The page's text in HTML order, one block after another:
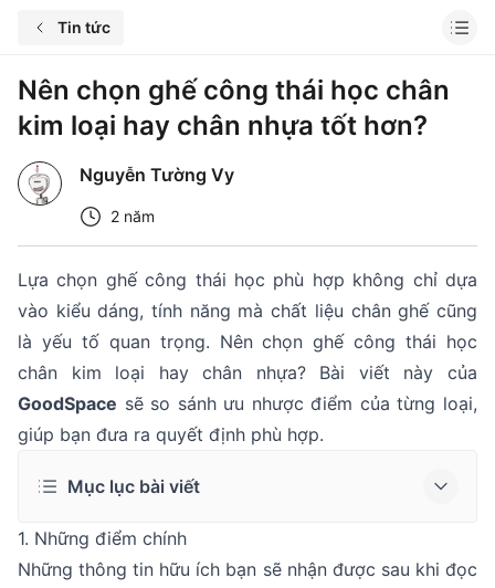
Tin tức
Nên chọn ghế công thái học chân
kim loại hay chân nhựa tốt hơn?
Nguyễn Tường Vy
2 năm
Lựa chọn ghế công thái học phù hợp không chỉ dựa
vào kiểu dáng, tính năng mà chất liệu chân ghế cũng
là yếu tố quan trọng. Nên chọn ghế công thái học
chân kim loại hay chân nhựa? Bài viết này của
GoodSpace sẽ so sánh ưu nhược điểm của từng loại,
giúp bạn đưa ra quyết định phù hợp.
Mục lục bài viết
1. Những điểm chính
Những thông tin hữu ích bạn sẽ nhận được sau khi đọc